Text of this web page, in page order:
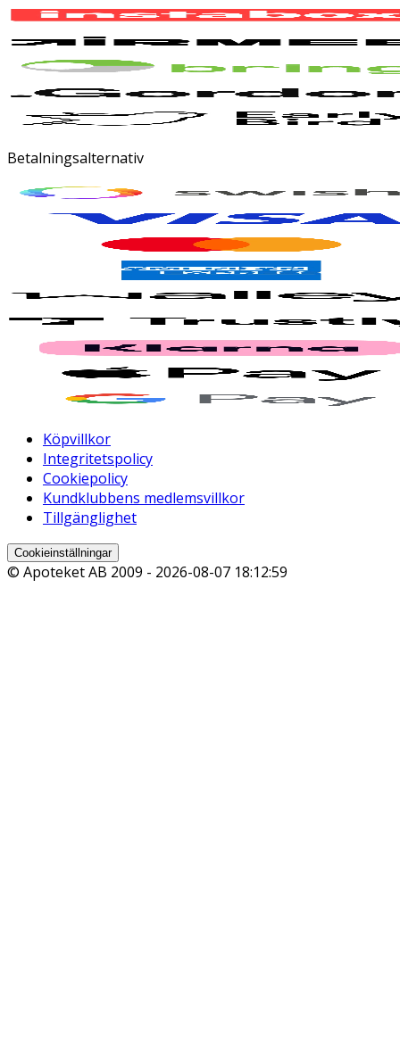
Betalningsalternativ
Köpvillkor
Integritetspolicy
Cookiepolicy
Kundklubbens medlemsvillkor
Tillgänglighet
Cookieinställningar
© Apoteket AB 2009 - 2026-08-07 18:12:59